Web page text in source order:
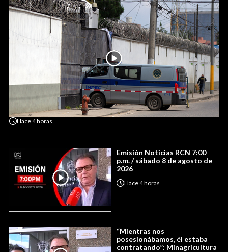
Hace4 horas
Emisión Noticias RCN 7:00
p.m. / sábado 8 de agosto de
2026
Hace4 horas
“Mientras nos
posesionábamos, él estaba
contratando”: Minagricultura